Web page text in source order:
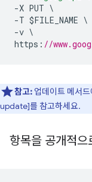
-X PUT \
-T $FILE_NAME \
-v \
https : //
참고: 업데이트 메서
update]를 참고하세요.
항목을 공개적으